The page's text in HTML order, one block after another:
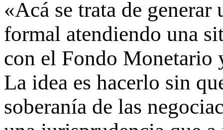
«Acá se trata de
formal atendiendo una
con el Fondo Monetario
La idea es hacerlo sin
soberanía de las